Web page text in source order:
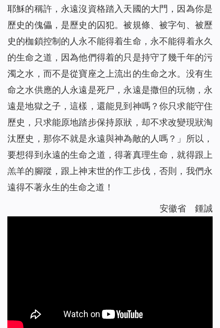
耶穌的稱許，永遠沒資格踏入天國的大門，因為你是
歷史的傀儡，是歷史的囚犯。被規條、被字句、被歷
史的枷鎖控制的人永不能得着生命，永不能得着永久
的生命之道，因為他們得着的只是持守了幾千年的污
濁之水，而不是從寶座之上流出的生命之水。没有生
命之水供應的人永遠是死尸，永遠是撒但的玩物，永
遠是地獄之子，這樣，還能見到神嗎？你只求能守住
歷史，只求能原地踏步保持原狀，却不求改變現狀淘
汰歷史，那你不就是永遠與神為敵的人嗎？ 」所以，
要想得到永遠的生命之道，得著真理生命，就得跟上
羔羊的腳蹤，跟上神末世的作工步伐，否則，我們永
遠得不著永生的生命之道！
安徽省 鍾誠